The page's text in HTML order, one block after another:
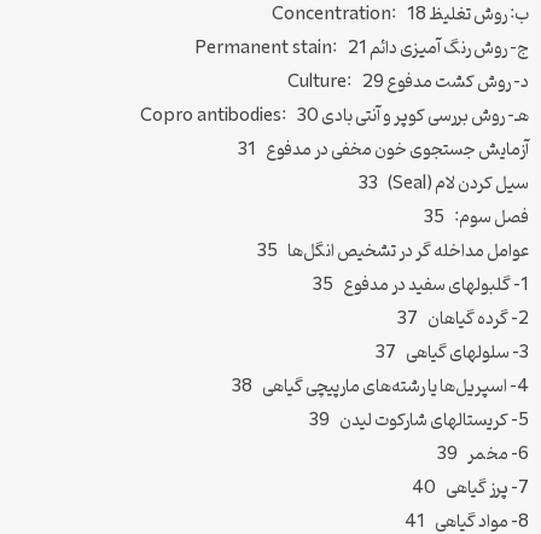
ب: روش تغلیظ Concentration: 18
ج- روش رنگ آمیزی دائم Permanent stain: 21
د- روش کشت مدفوع Culture: 29
هـ- روش بررسی کوپر و آنتی بادی Copro antibodies: 30
آزمایش جستجوی خون مخفی در مدفوع 31
سیل کردن لام (Seal) 33
فصل سوم: 35
عوامل مداخله گر در تشخیص انگل‌ها 35
1- گلبولهای سفید در مدفوع 35
2- گرده گیاهان 37
3- سلولهای گیاهی 37
4- اسپریل‌ها یا رشته‌های مارپیچی گیاهی 38
5- کریستالهای شارکوت لیدن 39
6- مخمر 39
7- پرز گیاهی 40
8- مواد گیاهی 41